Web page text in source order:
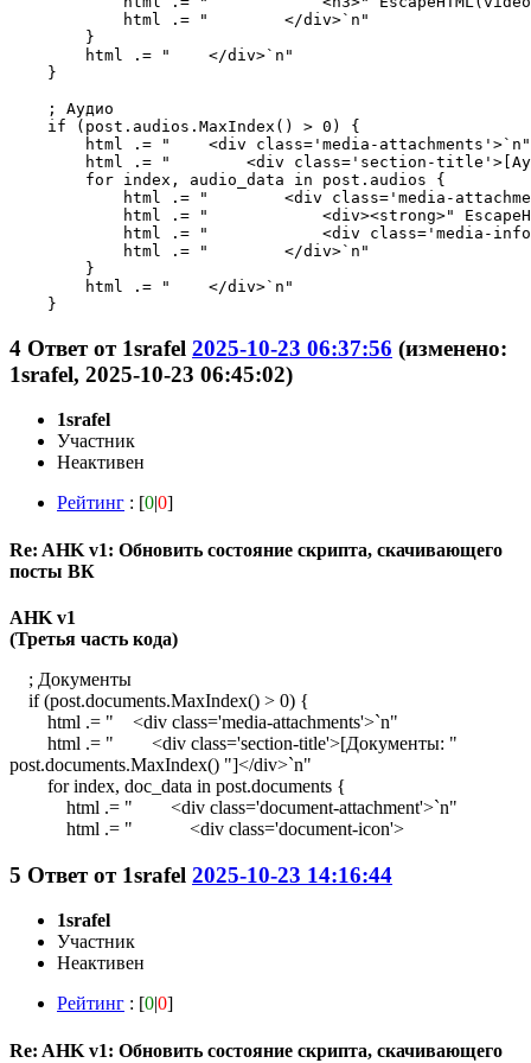
4 Ответ от 1srafel 2025-10-23 06:37:56 (изменено:
1srafel, 2025-10-23 06:45:02)
1srafel
Участник
Неактивен
Рейтинг : [0|0]
Re: AHK v1: Обновить состояние скрипта, скачивающего
посты ВК
AHK v1
(Третья часть кода)
; Документы
if (post.documents.MaxIndex() > 0) {
html .= " <div class='media-attachments'>`n"
html .= " <div class='section-title'>[Документы: "
post.documents.MaxIndex() "]</div>`n"
for index, doc_data in post.documents {
html .= " <div class='document-attachment'>`n"
html .= " <div class='document-icon'>
5 Ответ от 1srafel 2025-10-23 14:16:44
1srafel
Участник
Неактивен
Рейтинг : [0|0]
Re: AHK v1: Обновить состояние скрипта, скачивающего